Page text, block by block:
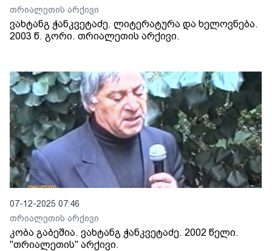
თრიალეთის არქივი
ვახტანგ ჭანკვეტაძე. ლიტერატურა და ხელოვნება.
2003 წ. გორი. თრიალეთის არქივი.
07-12-2025 07:46
თრიალეთის არქივი
კობა გაბეშია. ვახტანგ ჭანკვეტაძე. 2002 წელი.
"თრიალეთის" არქივი.